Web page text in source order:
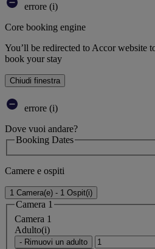
errore (i)
Core booking engine
You’ll be redirected to Accor website
book your stay
Chiudi finestra
errore (i)
Dove vuoi andare?
Booking Dates
Camere e ospiti
1 Camera(e) - 1 Ospit(i)
Camera 1
Camera 1
Adulto(i)
- Rimuovi un adulto